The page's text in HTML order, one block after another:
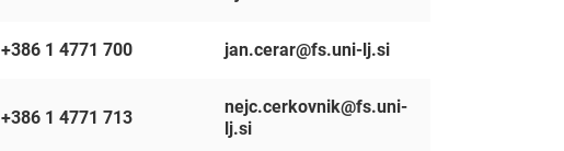
+386 1 4771 700 jan.cerar@fs.uni-lj.si
+386 1 4771 713
nejc.cerkovnik@fs.uni-
lj.si